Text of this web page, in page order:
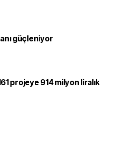
güçleniyor
projeye 914 milyon liralık